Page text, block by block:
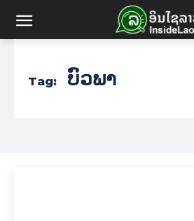
Tag: ບົວພາ